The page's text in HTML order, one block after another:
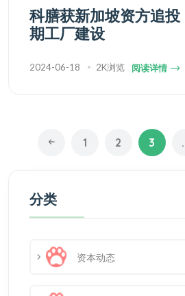
科膳获新加坡资方追
期工厂建设
2024-06-18 2K浏览 阅读详情
1 2 3
分类
资本动态